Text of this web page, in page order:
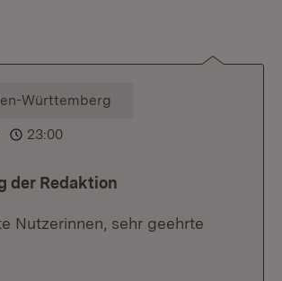
vom Moderator
Württemberg
23:00
der Redaktion
Nutzerinnen, sehr geehrte